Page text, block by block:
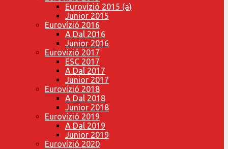
Eurovízió 2015 (a)
Junior 2015
Eurovízió 2016
A Dal 2016
Junior 2016
Eurovízió 2017
ESC 2017
A Dal 2017
Junior 2017
Eurovízió 2018
A Dal 2018
Junior 2018
Eurovízió 2019
A Dal 2019
Junior 2019
Eurovízió 2020